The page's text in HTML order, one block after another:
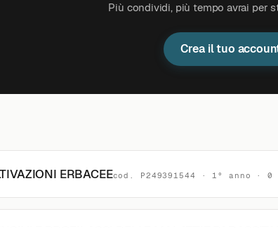
Più condividi, più tempo avrai per
Crea il tuo
ERBACEEcod. P249391544 · 1° anno ·